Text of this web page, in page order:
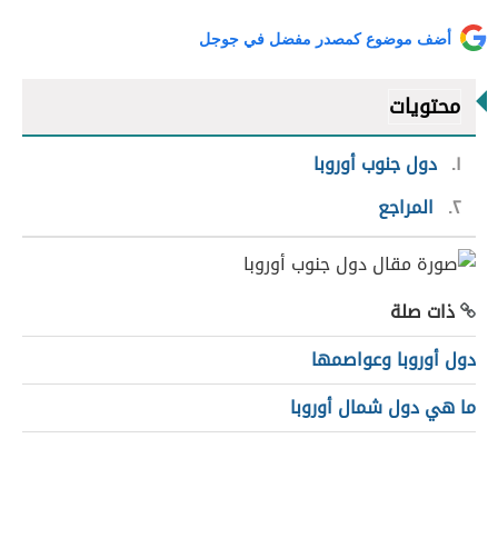
أضف موضوع كمصدر مفضل في جوجل
محتويات
١ دول جنوب أوروبا
٢ المراجع
ذات صلة
دول أوروبا وعواصمها
ما هي دول شمال أوروبا